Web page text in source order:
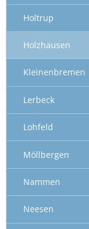
Holtrup
Holzhausen
Kleinenbremen
Lerbeck
Lohfeld
Möllbergen
Nammen
Neesen